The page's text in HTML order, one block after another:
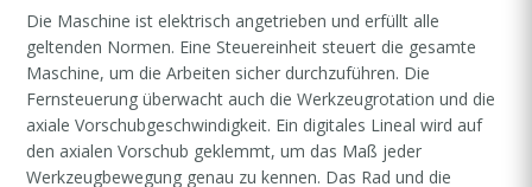
Die Maschine ist elektrisch angetrieben und erfüllt alle
geltenden Normen. Eine Steuereinheit steuert die gesamte
Maschine, um die Arbeiten sicher durchzuführen. Die
Fernsteuerung überwacht auch die Werkzeugrotation und die
axiale Vorschubgeschwindigkeit. Ein digitales Lineal wird auf
den axialen Vorschub geklemmt, um das Maß jeder
Werkzeugbewegung genau zu kennen. Das Rad und die